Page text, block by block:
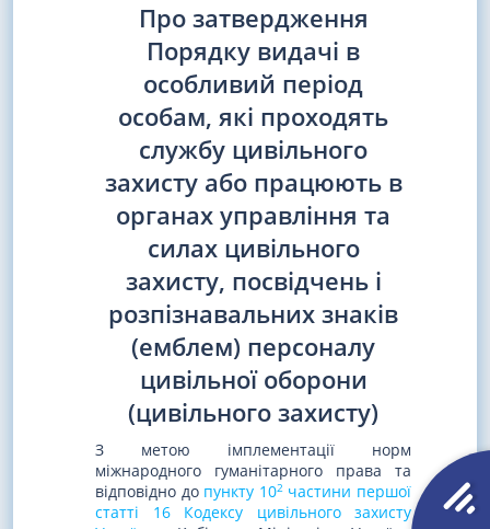
Про затвердження
Порядку видачі в
особливий період
особам, які проходять
службу цивільного
захисту або працюють в
органах управління та
силах цивільного
захисту, посвідчень і
розпізнавальних знаків
(емблем) персоналу
цивільної оборони
(цивільного захисту)
З метою імплементації норм
міжнародного гуманітарного права та
відповідно до пункту 102 частини першої
статті 16 Кодексу цивільного захисту